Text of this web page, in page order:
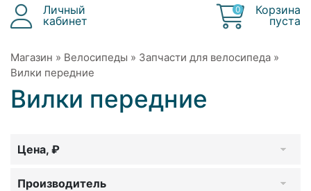
Личный
кабинет
0
Корзина
пуста
Магазин » Велосипеды » Запчасти для велосипеда »
Вилки передние
Вилки передние
Цена, ₽
Производитель